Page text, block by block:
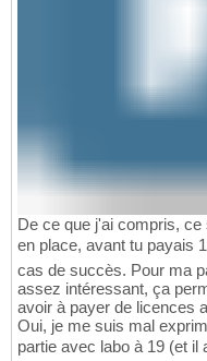
De ce que j'ai compris,
en place, avant tu payais
cas de succès. Pour ma
assez intéressant, ça
avoir à payer de licences
Oui, je me suis mal
partie avec labo à 19 (et